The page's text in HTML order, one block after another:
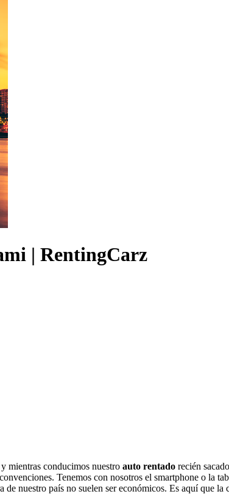
| RentingCarz
mientras conducimos nuestro auto rentado recién
Tenemos con nosotros el smartphone o la
nuestro país no suelen ser económicos. Es aquí que